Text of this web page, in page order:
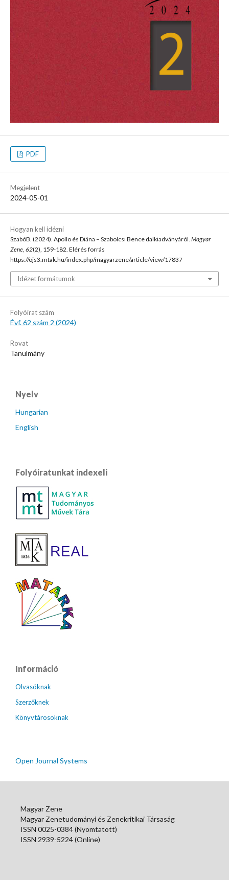
PDF
Megjelent
2024-05-01
Hogyan kell idézni
SzabóB. (2024). Apollo és Diána – Szabolcsi Bence dalkiadványáról. Magyar
Zene 62(2), 159-182. Elérés forrás
https://ojs3.mtak.hu/index.php/magyarzene/article/view/17837
Idézet formátumok
Folyóirat szám
Évf. 62 szám 2 (2024)
Rovat
Tanulmány
Nyelv
Hungarian
English
Folyóiratunkat indexeli
Információ
Olvasóknak
Szerzőknek
Könyvtárosoknak
Open Journal Systems
Magyar Zene
Magyar Zenetudományi és Zenekritikai Társaság
ISSN 0025-0384 (Nyomtatott)
ISSN 2939-5224 (Online)